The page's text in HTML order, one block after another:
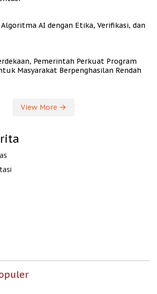
AI dengan Etika, Verifikasi, dan
Pemerintah Perkuat Program
Masyarakat Berpenghasilan Rendah
View More